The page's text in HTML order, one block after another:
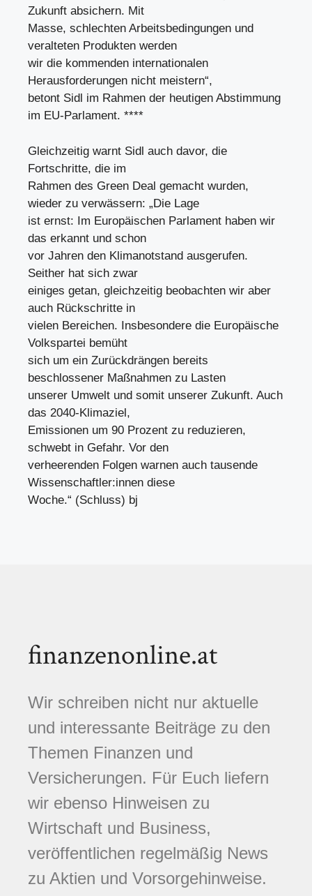
Zukunft absichern. Mit
Masse, schlechten Arbeitsbedingungen und
veralteten Produkten werden
wir die kommenden internationalen
Herausforderungen nicht meistern“,
betont Sidl im Rahmen der heutigen Abstimmung
im EU-Parlament. ****
Gleichzeitig warnt Sidl auch davor, die
Fortschritte, die im
Rahmen des Green Deal gemacht wurden,
wieder zu verwässern: „Die Lage
ist ernst: Im Europäischen Parlament haben wir
das erkannt und schon
vor Jahren den Klimanotstand ausgerufen.
Seither hat sich zwar
einiges getan, gleichzeitig beobachten wir aber
auch Rückschritte in
vielen Bereichen. Insbesondere die Europäische
Volkspartei bemüht
sich um ein Zurückdrängen bereits
beschlossener Maßnahmen zu Lasten
unserer Umwelt und somit unserer Zukunft. Auch
das 2040-Klimaziel,
Emissionen um 90 Prozent zu reduzieren,
schwebt in Gefahr. Vor den
verheerenden Folgen warnen auch tausende
Wissenschaftler:innen diese
Woche.“ (Schluss) bj
finanzenonline.at
Wir schreiben nicht nur aktuelle
und interessante Beiträge zu den
Themen Finanzen und
Versicherungen. Für Euch liefern
wir ebenso Hinweisen zu
Wirtschaft und Business,
veröffentlichen regelmäßig News
zu Aktien und Vorsorgehinweise.